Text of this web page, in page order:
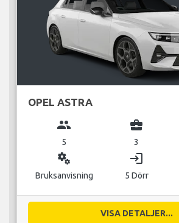
OPEL ASTRA
group
5
business_center
3
miscellaneous_services
Bruksanvisning
login
5 Dörr
VISA DETALJER...